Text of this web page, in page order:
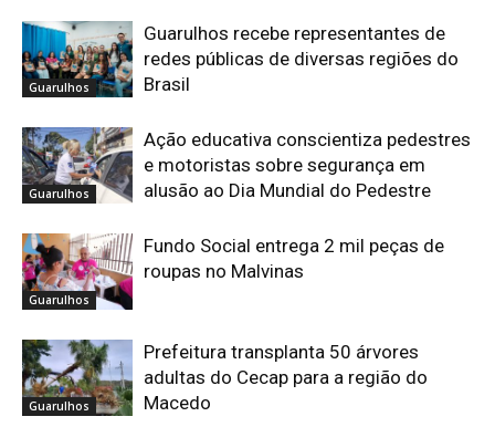
Guarulhos
Guarulhos recebe representantes de
redes públicas de diversas regiões do
Brasil
Guarulhos
Ação educativa conscientiza pedestres
e motoristas sobre segurança em
alusão ao Dia Mundial do Pedestre
Guarulhos
Fundo Social entrega 2 mil peças de
roupas no Malvinas
Guarulhos
Prefeitura transplanta 50 árvores
adultas do Cecap para a região do
Macedo